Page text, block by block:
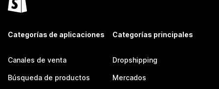
Categorías de aplicaciones
Canales de venta
Búsqueda de productos
Categorías principales
Dropshipping
Mercados